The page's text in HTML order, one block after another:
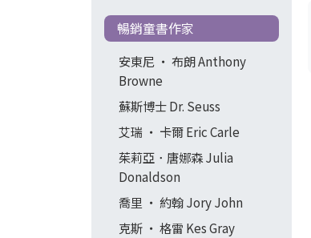
暢銷童書作家
安東尼 ‧ 布朗 Anthony
Browne
蘇斯博士 Dr. Seuss
艾瑞 ‧ 卡爾 Eric Carle
茱莉亞．唐娜森 Julia
Donaldson
喬里 ‧ 約翰 Jory John
克斯 ‧ 格雷 Kes Gray